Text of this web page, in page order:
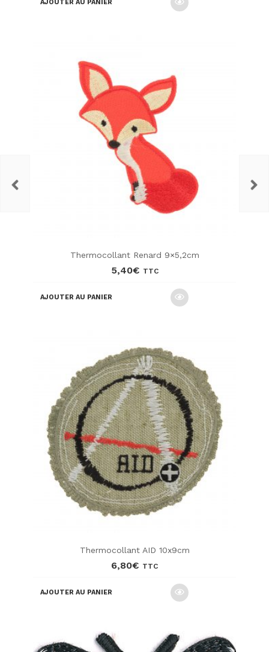
AJOUTER AU PANIER
Thermocollant Renard 9×5,2cm
5,40€ TTC
AJOUTER AU PANIER
Thermocollant AID 10x9cm
6,80€ TTC
AJOUTER AU PANIER